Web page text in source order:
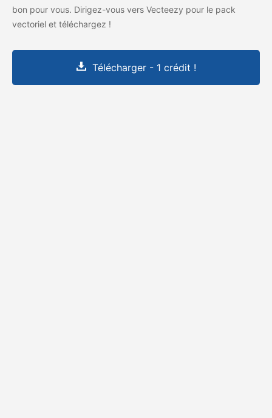
bon pour vous. Dirigez-vous vers Vecteezy pour le pack
vectoriel et téléchargez !
Télécharger - 1 crédit !